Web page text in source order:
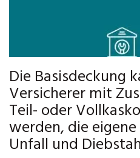
Die Basisdeckung
Versicherer mit
Teil- oder
werden, die
Unfall und